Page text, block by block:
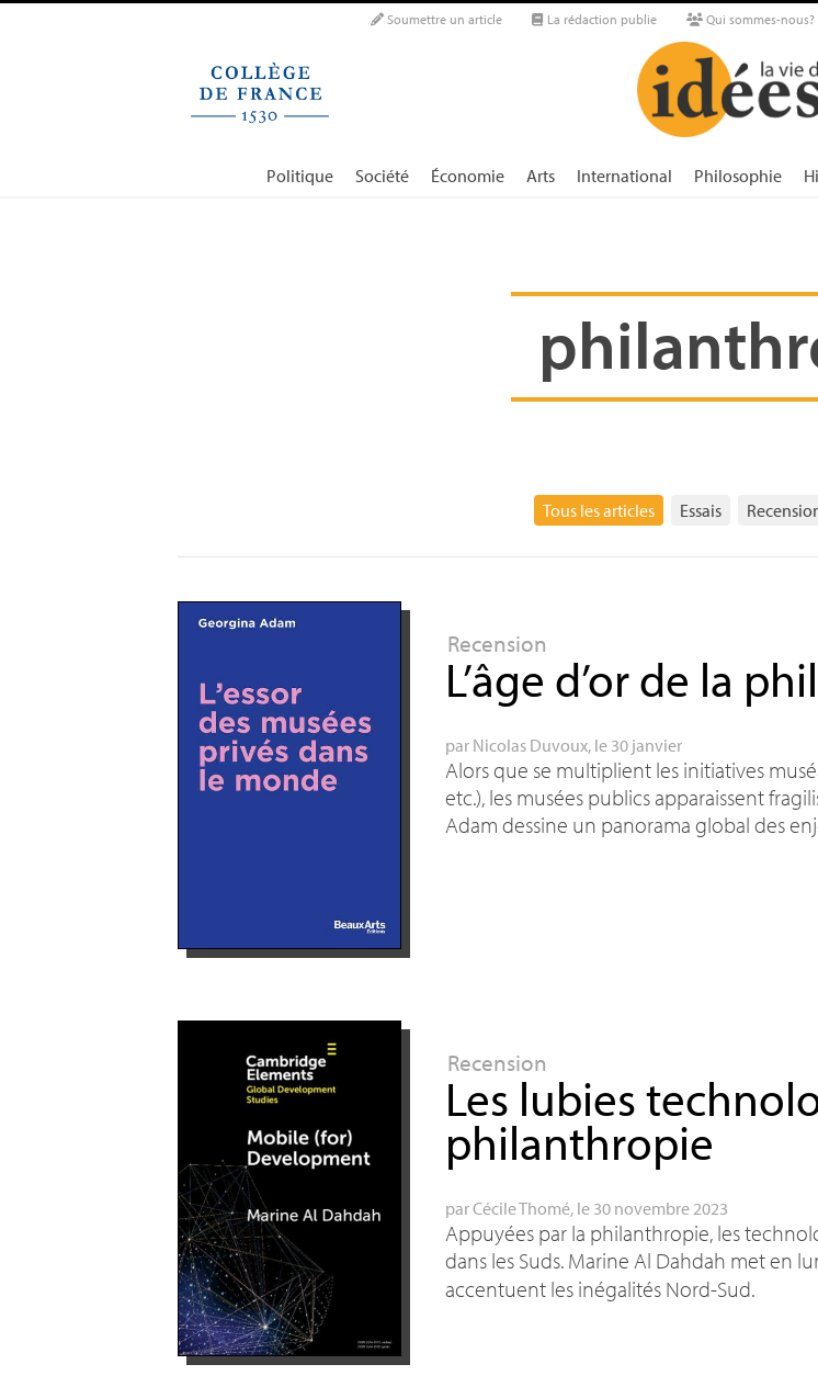
Soumettre un article La rédaction publie Qui sommes-nous?
Politique Société Économie Arts International Philosophie
Tous les articles Essais
Recension
L’âge d’or de la
par Nicolas Duvoux, le 30 janvier
Alors que se multiplient les initiatives
etc.), les musées publics apparaissent
Adam dessine un panorama global des
Recension
Les lubies
philanthropie
parCécile Thomé, le 30 novembre 2023
Appuyées par la philanthropie, les
dans les Suds. Marine Al Dahdah met en
accentuent les inégalités Nord-Sud.